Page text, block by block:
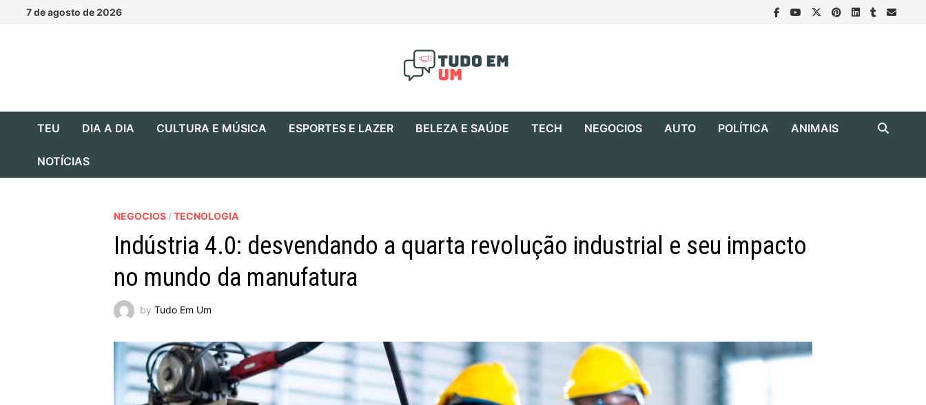
7 de agosto de 2026
TEU DIA A DIA CULTURA E MÚSICA ESPORTES E LAZER BELEZA E SAÚDE TECH NEGOCIOS AUTO POLÍTICA ANIMAIS
NOTÍCIAS
NEGOCIOS /TECNOLOGIA
Indústria 4.0: desvendando a quarta revolução industrial e seu impacto
no mundo da manufatura
byTudo Em Um